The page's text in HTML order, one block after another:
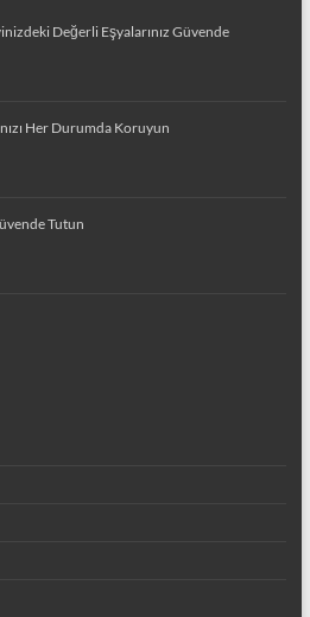
Değerli Eşyalarınız Güvende
Her Durumda Koruyun
Tutun